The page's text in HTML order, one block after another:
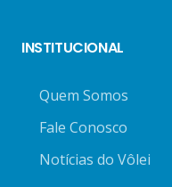
INSTITUCIONAL
Quem Somos
Fale Conosco
Notícias do Vôlei